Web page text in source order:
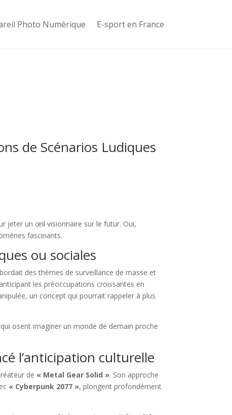
Photo Numérique E-sport en France
de Scénarios Ludiques
jeter un œil visionnaire sur le futur. Oui,
fascinants.
ou sociales
des thèmes de surveillance de masse et
les préoccupations croissantes en
un concept qui pourrait rappeler à plus
osent imaginer un monde de demain proche
l’anticipation culturelle
de « Metal Gear Solid ». Son approche
« Cyberpunk 2077 », plongent profondément